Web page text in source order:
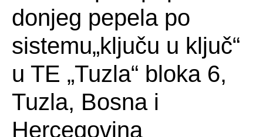
donjeg pepela po
sistemu„ključu u ključ“
u TE „Tuzla“ bloka 6,
Tuzla, Bosna i
Hercegovina